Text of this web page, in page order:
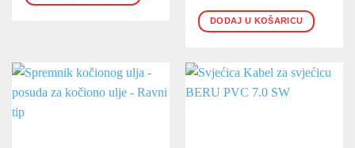
DODAJ U KOŠARICU